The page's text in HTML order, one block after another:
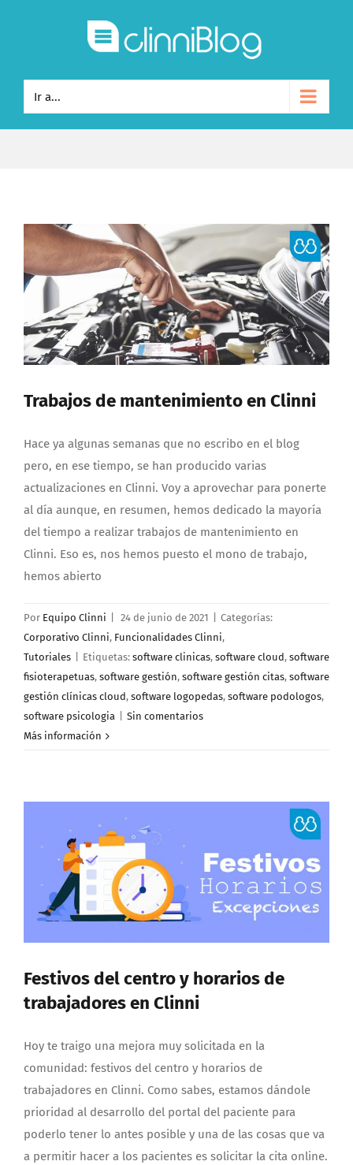
Ir a...
Trabajos de mantenimiento en Clinni
Hace ya algunas semanas que no escribo en el blog
pero, en ese tiempo, se han producido varias
actualizaciones en Clinni. Voy a aprovechar para ponerte
al día aunque, en resumen, hemos dedicado la mayoría
del tiempo a realizar trabajos de mantenimiento en
Clinni. Eso es, nos hemos puesto el mono de trabajo,
hemos abierto
Por Equipo Clinni 24 de junio de 2021
Categorías:
Corporativo Clinni, Funcionalidades Clinni,
Tutoriales
Etiquetas: software clinicas, software cloud, software
fisioterapetuas, software gestión, software gestión citas, software
gestión clínicas cloud, software logopedas, software podologos,
software psicologia
Sin comentarios
Más información
Festivos del centro y horarios de
trabajadores en Clinni
Hoy te traigo una mejora muy solicitada en la
comunidad: festivos del centro y horarios de
trabajadores en Clinni. Como sabes, estamos dándole
prioridad al desarrollo del portal del paciente para
poderlo tener lo antes posible y una de las cosas que va
a permitir hacer a los pacientes es solicitar la cita online.